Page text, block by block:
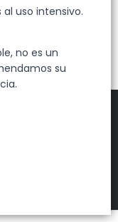
uso intensivo.
no es un
su